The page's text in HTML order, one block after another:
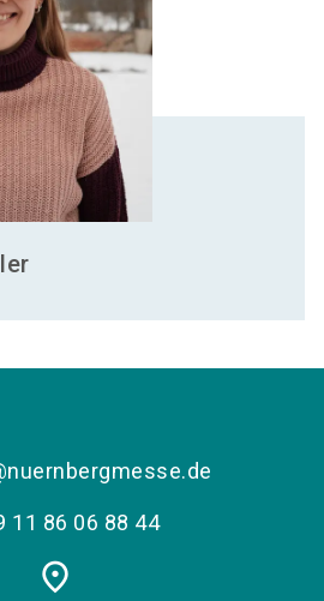
11 86 06 88 44
place